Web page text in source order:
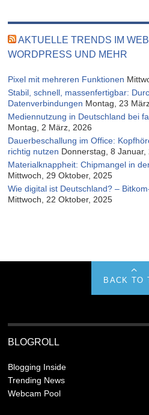
AKTUELLE TRENDS IM
WORDPRESS UND MEHR
Pixel mit mehreren Funktionen
Stabil, schnell, massenfertigbar:
Datenverbindungen Montag, 23
Mediennutzung in Deutschland bei
Montag, 2 März, 2026
Dauerbeschallung im Office:
richtig nutzen Donnerstag, 8 Januar,
Materialknappheit: Chipmangel in
Mittwoch, 29 Oktober, 2025
Wie digital ist Deutschland? –
Mittwoch, 22 Oktober, 2025
BACK TO
BLOGROLL
Blogging Inside
Trending News
Webcam Pool